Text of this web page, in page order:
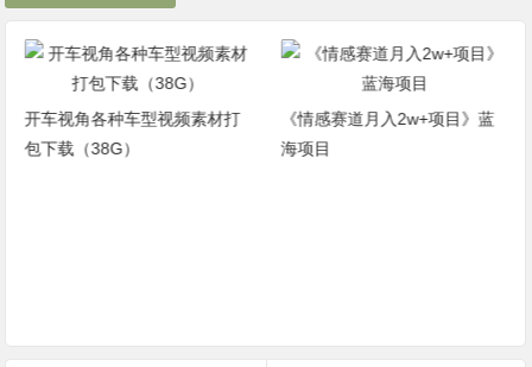
开车视角各种车型视频素材打
包下载（38G）
《情感赛道月入2w+项目》蓝
海项目